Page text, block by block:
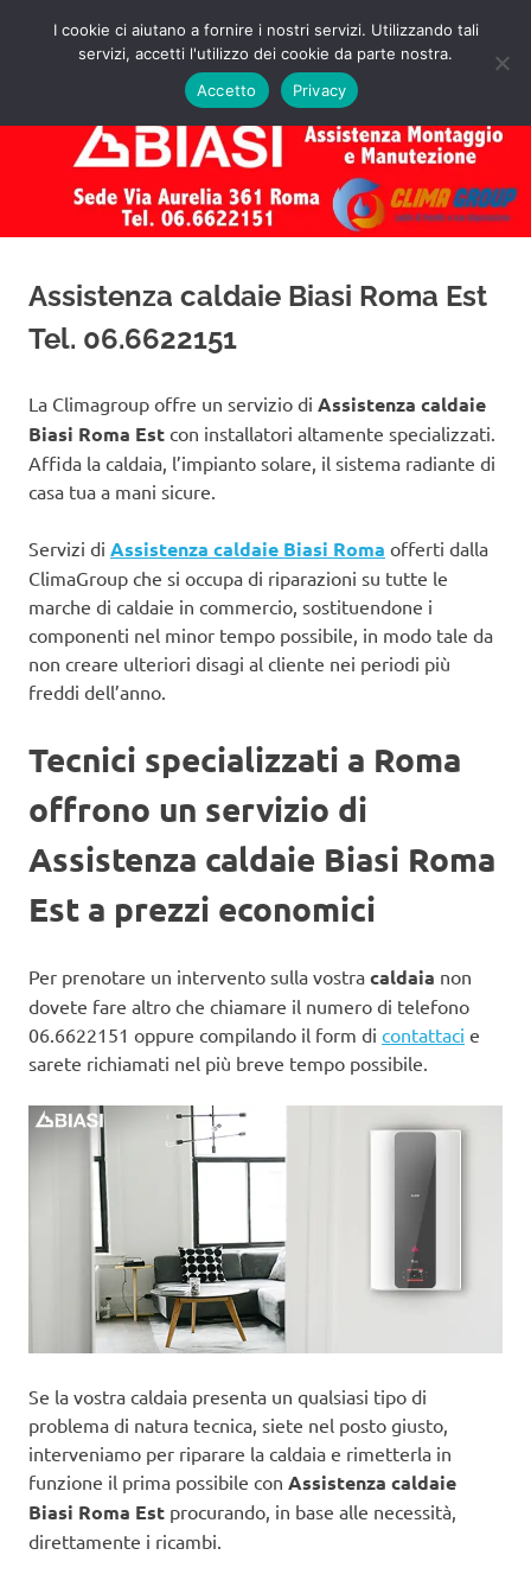
Assistenza
Caldaie
Biasi
Roma
Preventivo!
MENU
Assistenza caldaie Biasi Roma Est
Tel. 06.6622151
La Climagroup offre un servizio di Assistenza caldaie
Biasi Roma Est con installatori altamente specializzati.
Affida la caldaia, l’impianto solare, il sistema radiante di
casa tua a mani sicure.
Servizi di Assistenza caldaie Biasi Roma offerti dalla
ClimaGroup che si occupa di riparazioni su tutte le
marche di caldaie in commercio, sostituendone i
componenti nel minor tempo possibile, in modo tale da
non creare ulteriori disagi al cliente nei periodi più
freddi dell’anno.
Tecnici specializzati a Roma
offrono un servizio di
Assistenza caldaie Biasi Roma
Est a prezzi economici
Per prenotare un intervento sulla vostra caldaia non
dovete fare altro che chiamare il numero di telefono
06.6622151 oppure compilando il form di contattaci e
sarete richiamati nel più breve tempo possibile.
Se la vostra caldaia presenta un qualsiasi tipo di
problema di natura tecnica, siete nel posto giusto,
interveniamo per riparare la caldaia e rimetterla in
funzione il prima possibile con Assistenza caldaie
Biasi Roma Est procurando, in base alle necessità,
direttamente i ricambi.
I cookie ci aiutano a fornire i nostri servizi. Utilizzando tali
servizi, accetti l'utilizzo dei cookie da parte nostra.
Accetto
Privacy